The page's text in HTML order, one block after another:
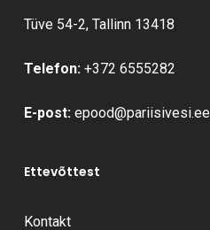
Tüve 54-2, Tallinn 13418
Telefon: +372 6555282
E-post: epood@pariisivesi.ee
Ettevõttest
Kontakt